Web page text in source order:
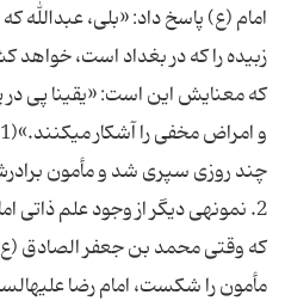
امام (ع) پاسخ داد: «بلی،
زبیده را که در بغداد است،
که معنایش این است: «یقینا پی در
2. نمونه‏ی دیگر از وجود علم ذاتی
که وقتی محمد بن جعفر الصادق
مأمون را شکست، امام رضا